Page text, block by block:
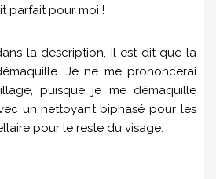
parfait pour moi !
la description, il est dit que la
Je ne me prononcerai
puisque je me démaquille
un nettoyant biphasé pour les
pour le reste du visage.